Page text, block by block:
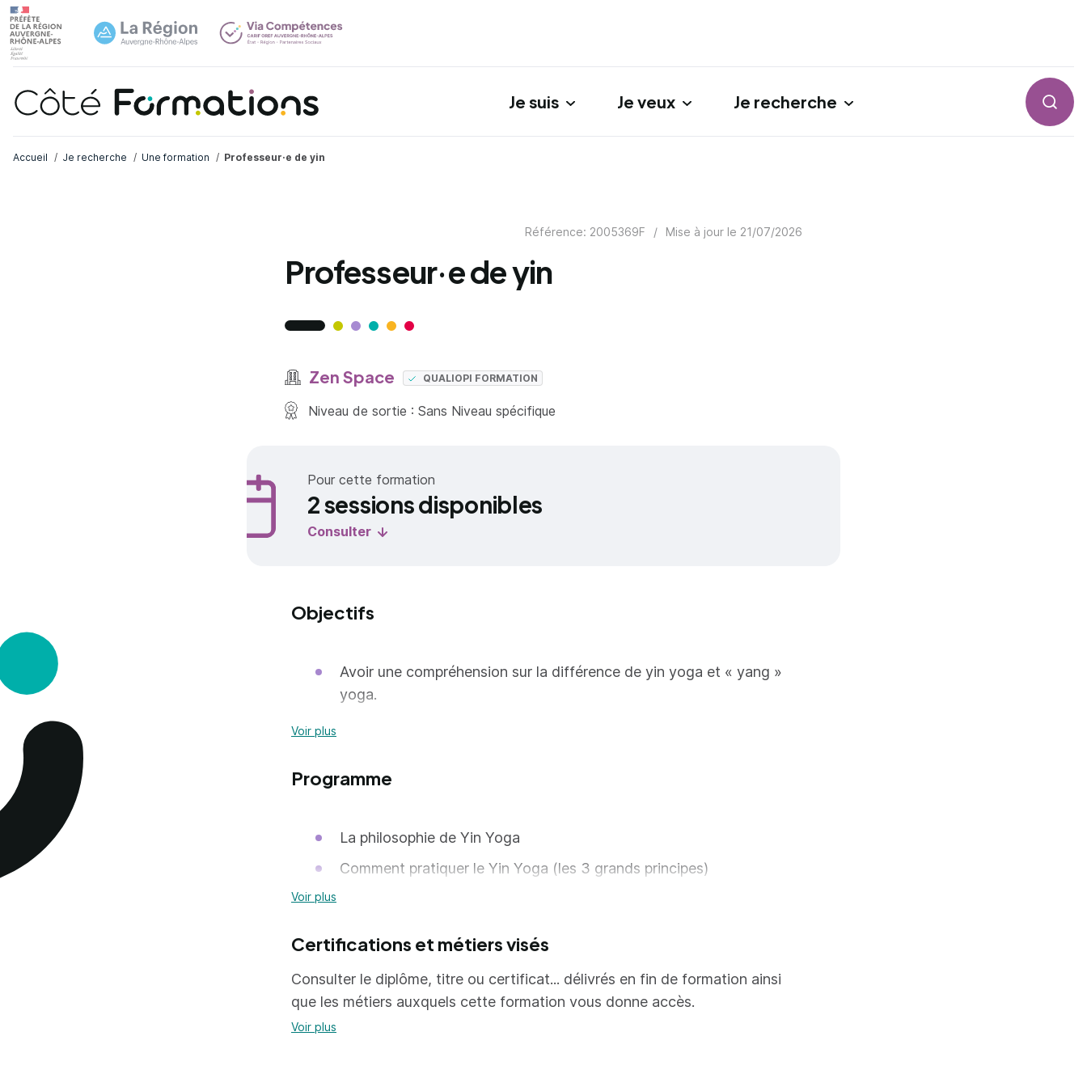
Je suis Je veux Je recherche
Accueil Je recherche Une formation Professeur·e de yin
Référence: 2005369F / Mise à jour le 21/07/2026
Professeur·e de yin
Zen Space QUALIOPI FORMATION
Niveau de sortie : Sans Niveau spécifique
Pour cette formation
2 sessions disponibles
Consulter
Objectifs
Avoir une compréhension sur la différence de yin yoga et « yang »
yoga.
Avoir la capacité à adapter les postures et proposer des variantes
Voir plus
Programme
La philosophie de Yin Yoga
Comment pratiquer le Yin Yoga (les 3 grands principes)
yang du yoga
La méthodologie de l’enseignement.
Voir plus
Certifications et métiers visés
Consulter le diplôme, titre ou certificat... délivrés en fin de formation ainsi
que les métiers auxquels cette formation vous donne accès.
Voir plus